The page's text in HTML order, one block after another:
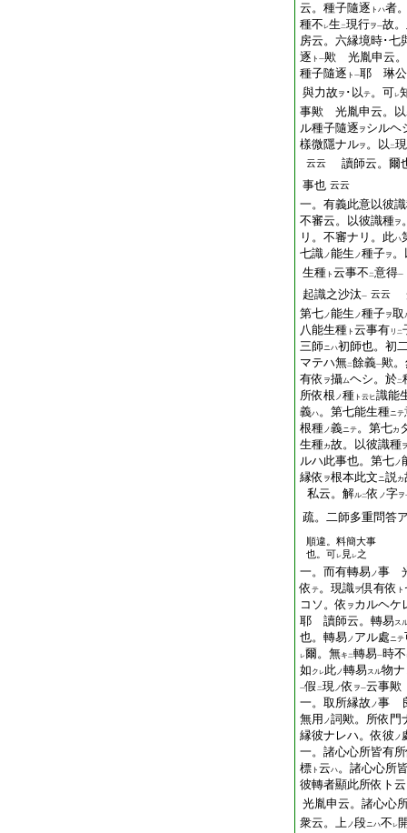
云。種子隨逐 トハ者
種不 レ生 二現行ヲ一故
房云。六縁境時･七
逐 ト 一歟 光胤申云
種子隨逐 ト 一耶 琳公
與力故 ヲ ･以テ。可レ
事歟 光胤申云。以
ル種子隨逐 ヲ シルヘ
樣微隱ナルヲ 。以 二
云云
讀師云。爾
事也 云云
一。有義此意以彼
不審云。以彼識種ヲ
リ。不審ナリ。此ハ
七識ノ能生 ノ種子ヲ
生種 ト 云事不 二意得一
起識之沙汰一 云云
第七ノ能生 ノ種子ヲ取
八能生種 ト 云事有 リ 二
三師ニハ初師也。初
マテハ無二餘義一歟
有依 ヲ攝ムヘシ。於二
所依根 ノ種 ト云ヒ識能
義ハ。第七能生種ニテ
根種ノ義ニテ。第七カ
生種カ故。以彼識種
ルハ此事也。第七ノ
縁依 ヲ根本此文ニ説カ
私云。解ル二依 ノ字ヲ
疏。二師多重問答
順違。料簡大事
也。可レ 見 レ之
一。而有轉易ノ事
依 テ。現識ヲ倶有依 ト
コソ。依 ヲ カルヘケ
耶 讀師云。轉易ス
也。轉易ノ アル處ニテ
レ爾。無キ 二轉易一時不
如 ク レ此ノ轉易スル物
一假 二現ノ依 ヲ一云事歟
一。取所縁故 ノ事
無用 ノ詞歟。所依門
縁彼ナレハ。依彼 ノ
一。諸心心所皆有
標 ト 云ハ。諸心心所
彼轉者顯此所依ト
光胤申云。諸心心
衆云。上ノ段ニハ不 レ